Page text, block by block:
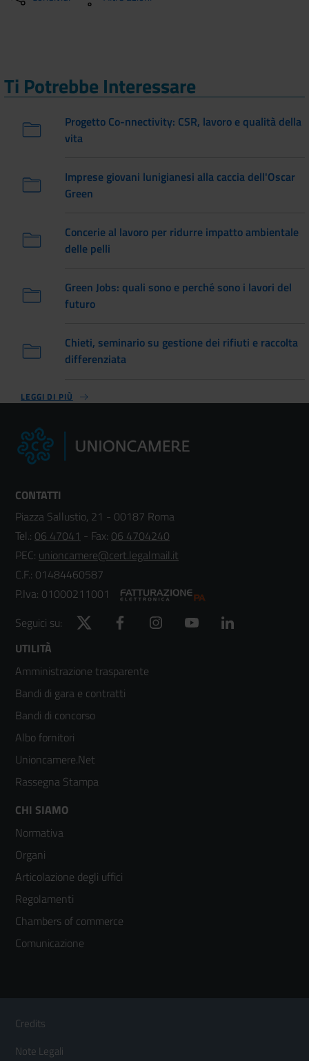
Ti Potrebbe Interessare
Progetto Co-nnectivity: CSR, lavoro e qualità della
vita
Imprese giovani lunigianesi alla caccia dell'Oscar
Green
Concerie al lavoro per ridurre impatto ambientale
delle pelli
Green Jobs: quali sono e perché sono i lavori del
futuro
Chieti, seminario su gestione dei rifiuti e raccolta
differenziata
LEGGI DI PIÙ
CONTATTI
Piazza Sallustio, 21 - 00187 Roma
Tel.: 06 47041 - Fax: 06 4704240
PEC: unioncamere@cert.legalmail.it
C.F.: 01484460587
P.Iva: 01000211001
Seguici su:
Twitter Facebook Instagram YouTube
Footer
menù
colonna
2
UTILITÀ
Amministrazione trasparente
Bandi di gara e contratti
Bandi di concorso
Albo fornitori
Unioncamere.Net
Rassegna Stampa
Footer
menù
colonna
3
CHI SIAMO
Normativa
Organi
Articolazione degli uffici
Regolamenti
Chambers of commerce
Comunicazione
Footer
Menù
Credits
Note Legali